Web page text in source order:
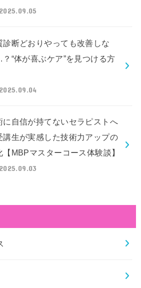
2025.09.05
診断どおりやっても改善しな
“体が喜ぶケア”を見つける方
2025.09.04
に自信が持てないセラピストへ
講生が実感した技術力アップの
【MBPマスターコース体験談】
2025.09.03